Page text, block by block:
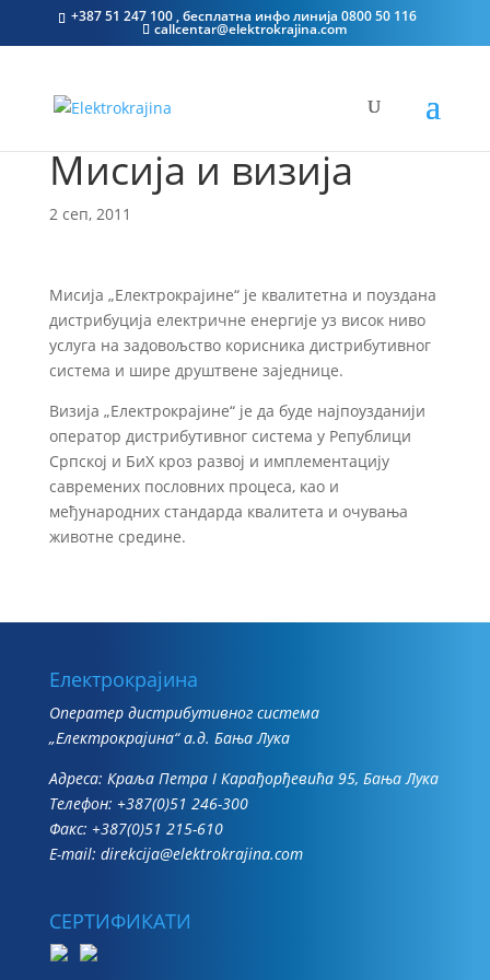
+387 51 247 100 , бесплатна инфо линија 0800 50 116
callcentar@elektrokrajina.com
Мисија и визија
2 сеп, 2011
Мисија „Електрокрајине“ је квалитетна и поуздана
дистрибуција електричне енергије уз висок ниво
услуга на задовољство корисника дистрибутивног
система и шире друштвене заједнице.
Визија „Електрокрајине“ је да буде најпоузданији
оператор дистрибутивног система у Републици
Српској и БиХ кроз развој и имплементацију
савремених пословних процеса, као и
међународних стандарда квалитета и очувања
животне средине.
Електрокрајина
Oператер дистрибутивног система
„Електрокрајина“ а.д. Бања Лука
Адреса: Краља Петра I Карађорђевића 95, Бања Лука
Телефон: +387(0)51 246-300
Факс: +387(0)51 215-610
E-mail: direkcija@elektrokrajina.com
СЕРТИФИКАТИ